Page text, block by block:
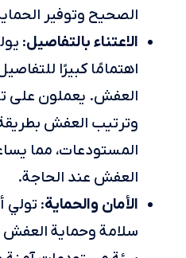
الصحيح وتوفير
الاعتناء بالتفاصيل:
اهتمامًا كبيرًا
العفش. يعملون على
وترتيب العفش
المستودعات، مما
العفش عند الحاجة.
الأمان والحماية: تولي
سلامة وحماية العفش